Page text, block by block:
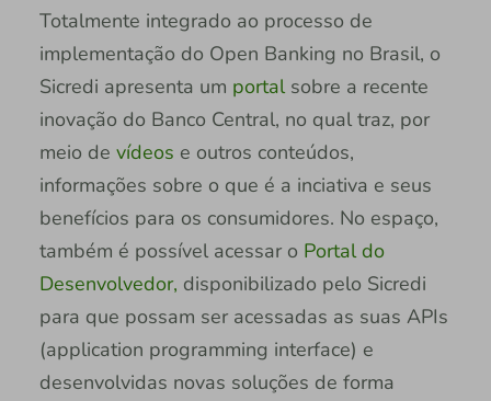
Totalmente integrado ao processo de
implementação do Open Banking no Brasil, o
Sicredi apresenta um portalsobre a recente
inovação do Banco Central, no qual traz, por
meio de vídeos e outros conteúdos,
informações sobre o que é a inciativa e seus
benefícios para os consumidores. No espaço,
também é possível acessar o Portal do
Desenvolvedor, disponibilizado pelo Sicredi
para que possam ser acessadas as suas APIs
(application programming interface) e
desenvolvidas novas soluções de forma